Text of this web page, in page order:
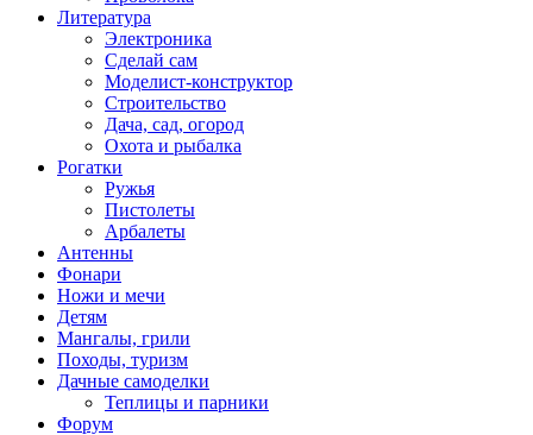
Литература
Электроника
Сделай сам
Моделист-конструктор
Строительство
Дача, сад, огород
Охота и рыбалка
Рогатки
Ружья
Пистолеты
Арбалеты
Антенны
Фонари
Ножи и мечи
Детям
Мангалы, грили
Походы, туризм
Дачные самоделки
Теплицы и парники
Форум